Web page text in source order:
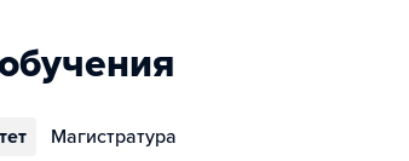
Магистратура